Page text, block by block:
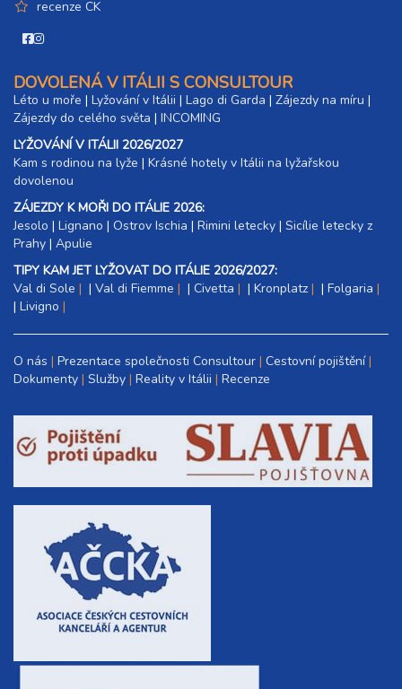
recenze CK
DOVOLENÁ V ITÁLII S CONSULTOUR
Léto u moře | Lyžování v Itálii | Lago di Garda | Zájezdy na míru |
Zájezdy do celého světa | INCOMING
LYŽOVÁNÍ V ITÁLII 2026/2027
Kam s rodinou na lyže |​ Krásné hotely v Itálii na lyžařskou
dovolenou
ZÁJEZDY K MOŘI DO ITÁLIE 2026:
Jesolo | Lignano | Ostrov Ischia | Rimini letecky | Sicílie letecky z
Prahy | Apulie
TIPY KAM JET LYŽOVAT DO ITÁLIE 2026/2027:
Val di Sole
| Val di Fiemme | Civetta | Kronplatz | Folgaria
| Livigno
O nás Prezentace společnosti Consultour Cestovní pojištění
Dokumenty Služby Reality v Itálii Recenze